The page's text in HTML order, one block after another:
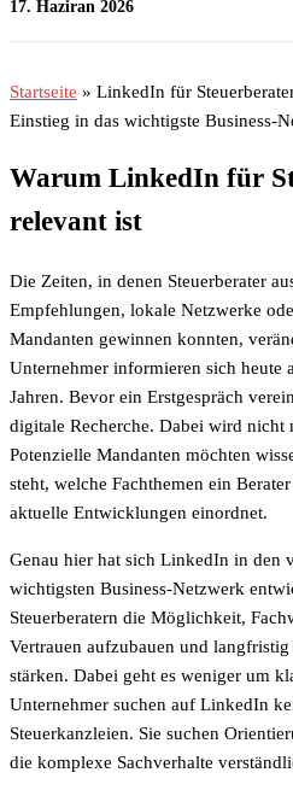
17. Haziran 2026
Startseite » LinkedIn für
Einstieg in das wichtigste Business-
Warum LinkedIn für
relevant ist
Die Zeiten, in denen Steuerberater
Empfehlungen, lokale Netzwerke
Mandanten gewinnen konnten,
Unternehmer informieren sich heute
Jahren. Bevor ein Erstgespräch
digitale Recherche. Dabei wird nicht
Potenzielle Mandanten möchten
steht, welche Fachthemen ein
aktuelle Entwicklungen einordnet.
Genau hier hat sich LinkedIn in den
wichtigsten Business-Netzwerk
Steuerberatern die Möglichkeit,
Vertrauen aufzubauen und
stärken. Dabei geht es weniger um
Unternehmer suchen auf LinkedIn
Steuerkanzleien. Sie suchen
die komplexe Sachverhalte